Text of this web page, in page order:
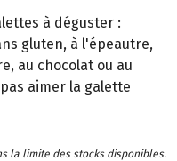
à déguster :
gluten, à l'épeautre,
au chocolat ou au
aimer la galette
la limite des stocks disponibles.